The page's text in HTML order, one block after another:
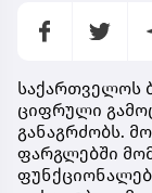
საქართველოს
ციფრული
განაგრძობს.
ფარგლებში